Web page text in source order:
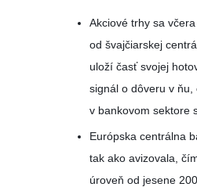
Akciové trhy sa
od švajčiarskej
uloží časť svojej
signál o dôveru v
v bankovom sektore
Európska centrálna
tak ako avizovala,
úroveň od jesene